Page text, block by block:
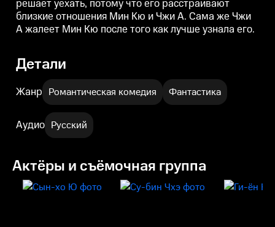
деньгах и приняла предложение
Бэк Кёна.
деньгах и приняла предложение
Бэк Кёна.
решает уехать, потому что его расстраивают
близкие отношения Мин Кю и Чжи А. Сама же Чжи
А жалеет Мин Кю после того как лучше узнала его.
Детали
Жанр Романтическая комедия Фантастика
Аудио Русский
Актёры и съёмочная группа